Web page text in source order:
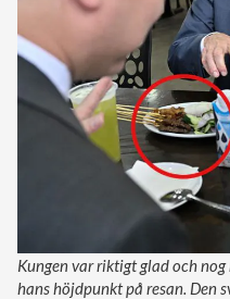
Kungen var riktigt glad och
hans höjdpunkt på resan. Den